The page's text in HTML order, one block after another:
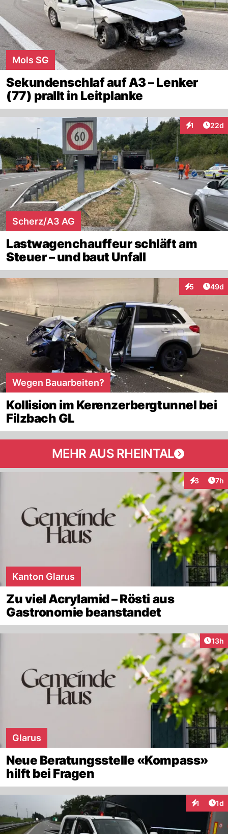
Mols SG
Sekundenschlaf auf A3 – Lenker
(77) prallt in Leitplanke
1
Interaktionen
22d
Scherz/A3 AG
Lastwagenchauffeur schläft am
Steuer – und baut Unfall
5
Interaktionen
49d
Wegen Bauarbeiten?
Kollision im Kerenzerbergtunnel bei
Filzbach GL
MEHR AUS RHEINTAL
3 7h
Kanton Glarus
Zu viel Acrylamid – Rösti aus
Gastronomie beanstandet
13h
Glarus
Neue Beratungsstelle «Kompass»
hilft bei Fragen
1 1d